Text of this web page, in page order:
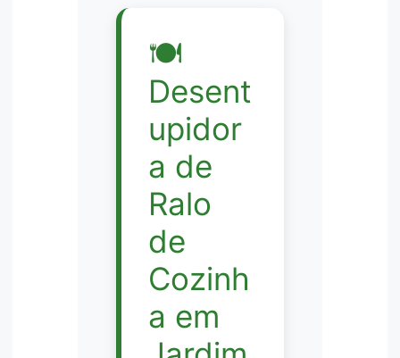
🍽️
Desent
upidor
a de
Ralo
de
Cozinh
a em